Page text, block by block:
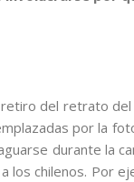
del retrato
por la
durante la
los chilenos. Por